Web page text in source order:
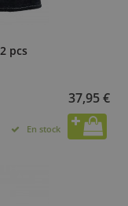
pcs
37,95 €
En stock